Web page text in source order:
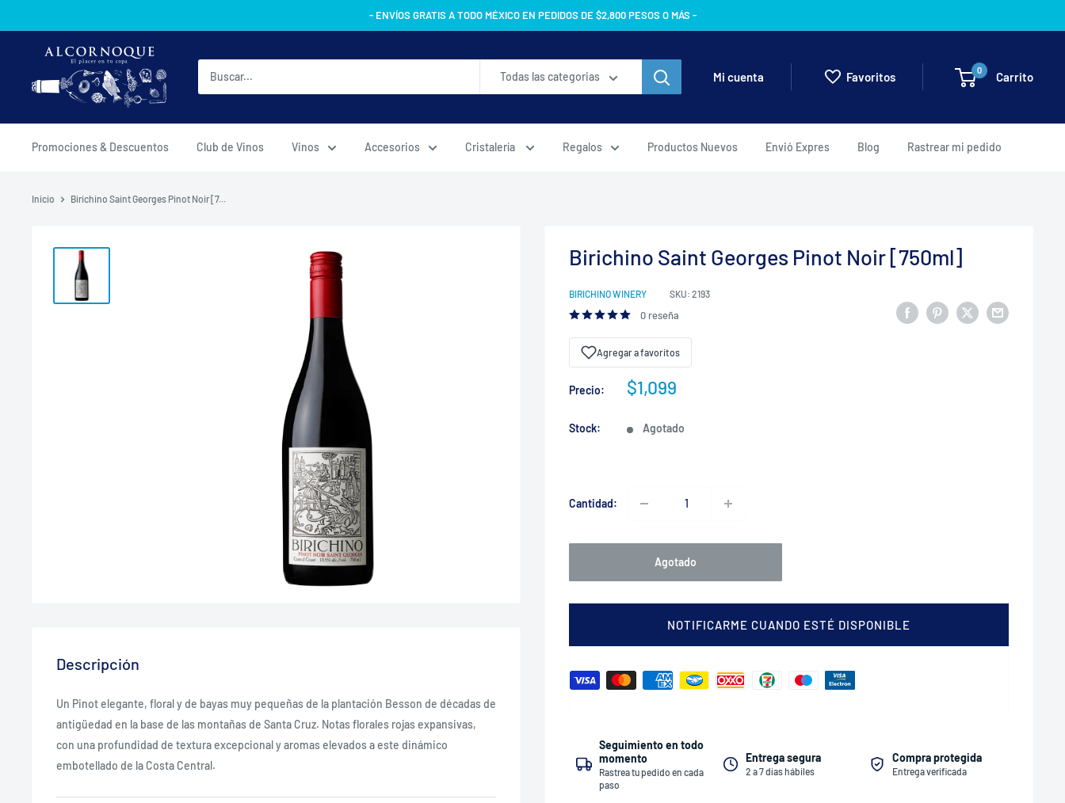
directamente
- ENVÍOS GRATIS A TODO MÉXICO EN PEDIDOS DE $2,800 PESOS O MÁS -
AlcornoqueMX
Todas las categorias
Mi cuenta Favoritos 0 Carrito
Promociones & Descuentos Club de Vinos Vinos Accesorios Cristalería Regalos Productos Nuevos Envió Expres Blog Rastrear mi pedido
Inicio Birichino Saint Georges Pinot Noir [7...
Birichino Saint Georges Pinot Noir [750ml]
BIRICHINO WINERY SKU: 2193
0 reseña
Agregar a favoritos
Precio:
Precio
venta
$1,099
Stock: Agotado
Cantidad:
Agotado
NOTIFICARME CUANDO ESTÉ DISPONIBLE
Seguimiento en todo
momento
Rastrea tu pedido en cada
paso
Entrega segura
2 a 7 días hábiles
Compra protegida
Entrega verificada
Descripción
Un Pinot elegante, floral y de bayas muy pequeñas de la plantación Besson de décadas de
antigüedad en la base de las montañas de Santa Cruz. Notas florales rojas expansivas,
con una profundidad de textura excepcional y aromas elevados a este dinámico
embotellado de la Costa Central.